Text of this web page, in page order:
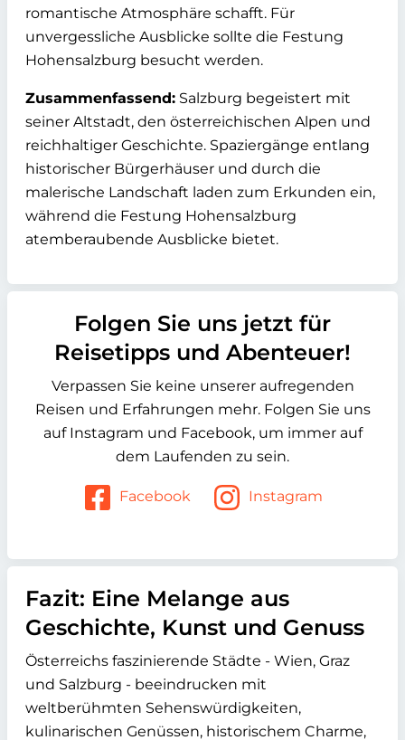
romantische Atmosphäre schafft. Für
unvergessliche Ausblicke sollte die Festung
Hohensalzburg besucht werden.
Zusammenfassend: Salzburg begeistert mit
seiner Altstadt, den österreichischen Alpen und
reichhaltiger Geschichte. Spaziergänge entlang
historischer Bürgerhäuser und durch die
malerische Landschaft laden zum Erkunden ein,
während die Festung Hohensalzburg
atemberaubende Ausblicke bietet.
Folgen Sie uns jetzt für
Reisetipps und Abenteuer!
Verpassen Sie keine unserer aufregenden
Reisen und Erfahrungen mehr. Folgen Sie uns
auf Instagram und Facebook, um immer auf
dem Laufenden zu sein.
Facebook Instagram
Fazit: Eine Melange aus
Geschichte, Kunst und Genuss
Österreichs faszinierende Städte - Wien, Graz
und Salzburg - beeindrucken mit
weltberühmten Sehenswürdigkeiten,
kulinarischen Genüssen, historischem Charme,